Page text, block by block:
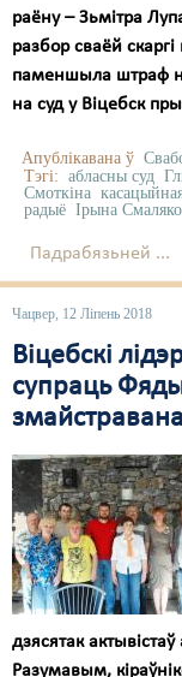
раёну – Зьмітра
разбор сваёй
паменшыла штраф
на суд у Віцебск
Апублікавана ў
Тэгі: абласны суд
Смоткіна
радыё Ірына
Падрабязьней ...
Чацвер, 12 Ліпень 2018
Віцебскі
супраць
дзясятак
Разумавым,